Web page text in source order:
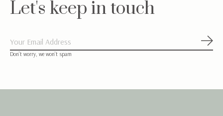
Let's keep in touch
Don’t worry, we won’t spam
first order
Abonneer